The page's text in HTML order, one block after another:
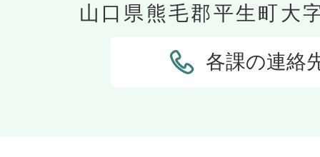
山口県熊毛郡平生町大
各課の連絡